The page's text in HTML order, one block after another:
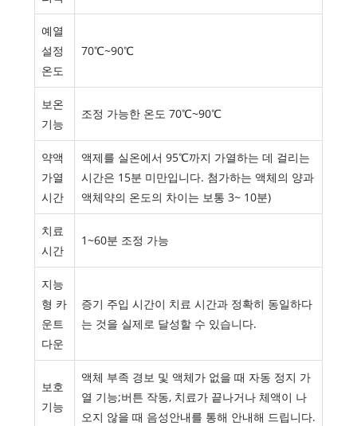
예열
설정
온도
70℃~90℃
보온
기능
조정 가능한 온도 70℃~90℃
약액
가열
시간
액제를 실온에서 95℃까지 가열하는 데 걸리는
시간은 15분 미만입니다. 첨가하는 액체의 양과
액체약의 온도의 차이는 보통 3~ 10분)
치료
시간
1~60분 조정 가능
지능
형 카
운트
다운
증기 주입 시간이 치료 시간과 정확히 동일하다
는 것을 실제로 달성할 수 있습니다.
보호
기능
액체 부족 경보 및 액체가 없을 때 자동 정지 가
열 기능;버튼 작동, 치료가 끝나거나 체액이 나
오지 않을 때 음성안내를 통해 안내해 드립니다.